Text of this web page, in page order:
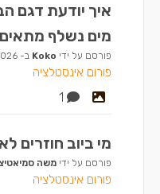
איך יודעת דגם
מים נשלף
פורסם על ידי Koko ב-
פורום אינסטלציה
1
מי ביוב חוזרים
פורסם על ידי משה
פורום אינסטלציה